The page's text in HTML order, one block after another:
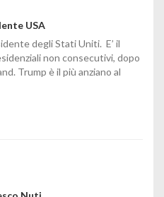
USA
degli Stati Uniti. E’ il
non consecutivi, dopo
Trump è il più anziano al